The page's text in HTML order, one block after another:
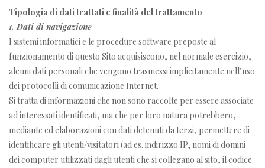
Tipologia di dati trattati e finalità del trattamento
1. Dati di navigazione
I sistemi informatici e le procedure software preposte al
funzionamento di questo Sito acquisiscono, nel normale esercizio,
alcuni dati personali che vengono trasmessi implicitamente nell’uso
dei protocolli di comunicazione Internet.
Si tratta di informazioni che non sono raccolte per essere associate
ad interessati identificati, ma che per loro natura potrebbero,
mediante ed elaborazioni con dati detenuti da terzi, permettere di
identificare gli utenti/visitatori (ad es. indirizzo IP, nomi di domini
dei computer utilizzati dagli utenti che si collegano al sito, il codice